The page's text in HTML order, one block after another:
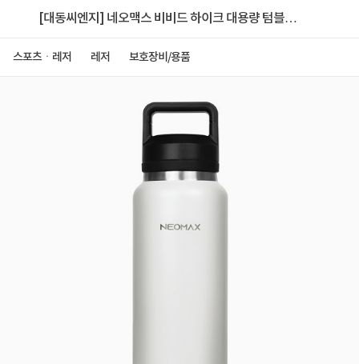
[대동씨엔지] 네오맥스 비비드 하이크 대용량 텀블러
스포츠ㆍ레저 레저 보호장비/용품